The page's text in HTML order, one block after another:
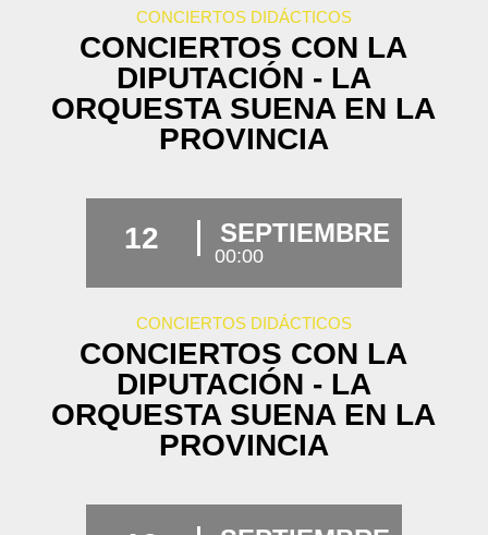
CONCIERTOS DIDÁCTICOS
CONCIERTOS CON LA
DIPUTACIÓN - LA
ORQUESTA SUENA EN LA
PROVINCIA
12 SEPTIEMBRE
00:00
CONCIERTOS DIDÁCTICOS
CONCIERTOS CON LA
DIPUTACIÓN - LA
ORQUESTA SUENA EN LA
PROVINCIA